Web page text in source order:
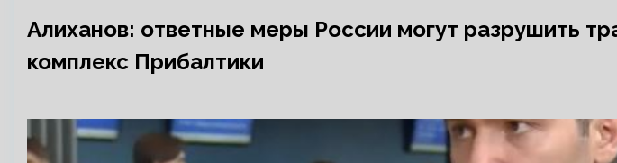
Алиханов: ответные меры России могут разрушить
комплекс Прибалтики